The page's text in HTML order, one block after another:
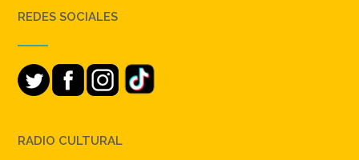
REDES SOCIALES
RADIO CULTURAL